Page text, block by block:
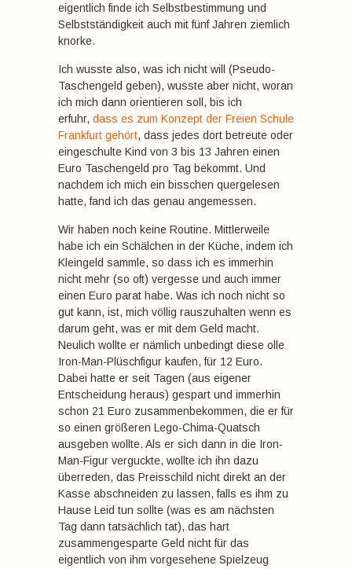
eigentlich finde ich Selbstbestimmung und
Selbstständigkeit auch mit fünf Jahren ziemlich
knorke.
Ich wusste also, was ich nicht will (Pseudo-
Taschengeld geben), wusste aber nicht, woran
ich mich dann orientieren soll, bis ich
erfuhr, dass es zum Konzept der Freien Schule
Frankfurt gehört, dass jedes dort betreute oder
eingeschulte Kind von 3 bis 13 Jahren einen
Euro Taschengeld pro Tag bekommt. Und
nachdem ich mich ein bisschen quergelesen
hatte, fand ich das genau angemessen.
Wir haben noch keine Routine. Mittlerweile
habe ich ein Schälchen in der Küche, indem ich
Kleingeld sammle, so dass ich es immerhin
nicht mehr (so oft) vergesse und auch immer
einen Euro parat habe. Was ich noch nicht so
gut kann, ist, mich völlig rauszuhalten wenn es
darum geht, was er mit dem Geld macht.
Neulich wollte er nämlich unbedingt diese olle
Iron-Man-Plüschfigur kaufen, für 12 Euro.
Dabei hatte er seit Tagen (aus eigener
Entscheidung heraus) gespart und immerhin
schon 21 Euro zusammenbekommen, die er für
so einen größeren Lego-Chima-Quatsch
ausgeben wollte. Als er sich dann in die Iron-
Man-Figur verguckte, wollte ich ihn dazu
überreden, das Preisschild nicht direkt an der
Kasse abschneiden zu lassen, falls es ihm zu
Hause Leid tun sollte (was es am nächsten
Tag dann tatsächlich tat), das hart
zusammengesparte Geld nicht für das
eigentlich von ihm vorgesehene Spielzeug